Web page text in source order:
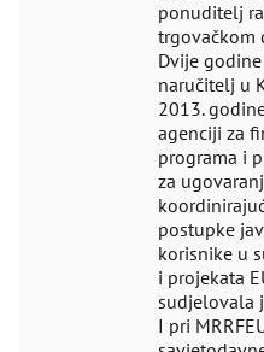
ponuditelj
trgovačkom
Dvije
naručitelj u
2013.
agenciji za
programa i
za
postupke
korisnike u
i projekata
sudjelovala
I pri